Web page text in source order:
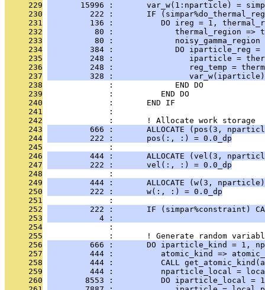
     229
15996 :       var_w(1:nparticle) =
     230
222 :       IF
     231
136 :          DO ireg = 1,
     232
80 :             thermal_region =>
     233
80 :
     234
384 :             DO iparticle_reg =
     235
248 :                iparticle =
     236
248 :                reg_temp =
     237
328 :
     238
              :             END DO
     239
              :          END DO
     240
              :       END IF
     241
              :
     242
              :       ! Allocate work storage
     243
666 :       ALLOCATE (pos(3,
     244
         222 :       pos(:, :) = 0.0_dp
     245
              :
     246
444 :       ALLOCATE (vel(3,
     247
         222 :       vel(:, :) = 0.0_dp
     248
              :
     249
444 :       ALLOCATE (w(3,
     250
         222 :       w(:, :) = 0.0_dp
     251
              :
     252
222 :       IF (simpar%constraint)
     253
4 :
     254
              :
     255
:       ! Generate random
     256
666 :       DO iparticle_kind = 1,
     257
444 :          atomic_kind =>
     258
444 :          CALL
     259
444 :          nparticle_local =
     260
8553 :          DO iparticle_local =